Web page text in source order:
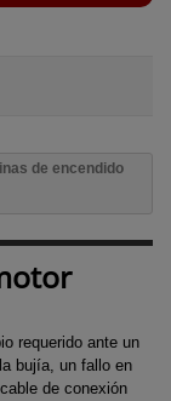
de encendido
requerido ante un
bujía, un fallo en
de conexión